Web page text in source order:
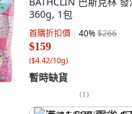
360g, 1包
首購折扣價 40%$266
$159
($4.42/10g)
暫時缺貨
(1)